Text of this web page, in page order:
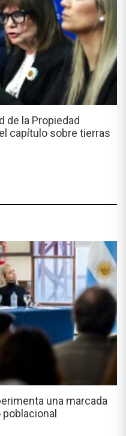
de la Propiedad
capítulo sobre tierras
una marcada